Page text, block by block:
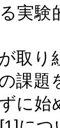
実
取
課題
に